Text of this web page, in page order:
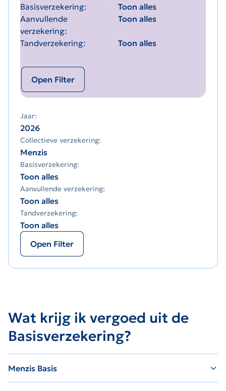
Basisverzekering
Toon alles
Aanvullende
verzekering
Toon alles
Tandverzekering Toon alles
Open Filter
Jaar:
2026
Collectieve verzekering:
Menzis
Basisverzekering:
Toon alles
Aanvullende verzekering:
Toon alles
Tandverzekering:
Toon alles
Open Filter
Wat krijg ik vergoed uit de
Basisverzekering?
Menzis Basis